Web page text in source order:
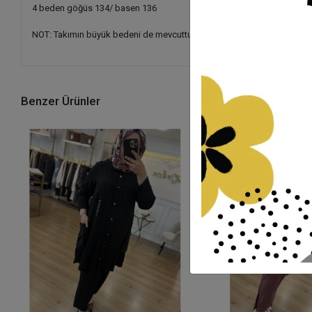
4 beden göğüs 134/ basen 136
NOT: Takımın büyük bedeni de mevcuttur, "128" koduyla aratabilirsiniz.
Benzer Ürünler